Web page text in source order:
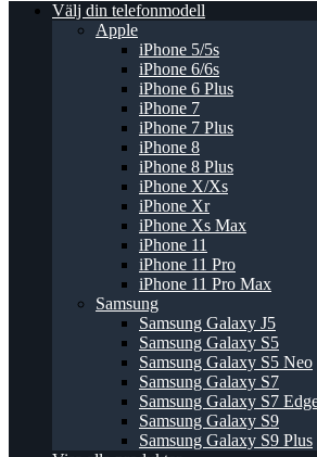
Välj din telefonmodell
Apple
iPhone 5/5s
iPhone 6/6s
iPhone 6 Plus
iPhone 7
iPhone 7 Plus
iPhone 8
iPhone 8 Plus
iPhone X/Xs
iPhone Xr
iPhone Xs Max
iPhone 11
iPhone 11 Pro
iPhone 11 Pro Max
Samsung
Samsung Galaxy J5
Samsung Galaxy S5
Samsung Galaxy S5 Neo
Samsung Galaxy S7
Samsung Galaxy S7
Samsung Galaxy S9
Samsung Galaxy S9 Plus